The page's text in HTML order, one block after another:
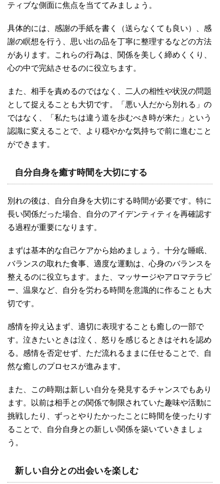
ティブな側面に焦点を当ててみましょう。
具体的には、感謝の手紙を書く（送らなくても良い）、感
謝の瞑想を行う、思い出の品を丁寧に整理するなどの方法
があります。これらの行為は、関係を美しく締めくくり、
心の中で完結させるのに役立ちます。
また、相手を責めるのではなく、二人の相性や状況の問題
として捉えることも大切です。「悪い人だから別れる」の
ではなく、「私たちは違う道を歩むべき時が来た」という
認識に変えることで、より穏やかな気持ちで前に進むこと
ができます。
自分自身を癒す時間を大切にする
別れの後は、自分自身を大切にする時間が必要です。特に
長い関係だった場合、自分のアイデンティティを再確認す
る過程が重要になります。
まずは基本的な自己ケアから始めましょう。十分な睡眠、
バランスの取れた食事、適度な運動は、心身のバランスを
整えるのに役立ちます。また、マッサージやアロマテラピ
ー、温泉など、自分を労わる時間を意識的に作ることも大
切です。
感情を抑え込まず、適切に表現することも癒しの一部で
す。泣きたいときは泣く、怒りを感じるときはそれを認め
る。感情を否定せず、ただ流れるままに任せることで、自
然な癒しのプロセスが進みます。
また、この時期は新しい自分を発見するチャンスでもあり
ます。以前は相手との関係で制限されていた趣味や活動に
挑戦したり、ずっとやりたかったことに時間を使ったりす
ることで、自分自身との新しい関係を築いていきましょ
う。
新しい自分との出会いを楽しむ